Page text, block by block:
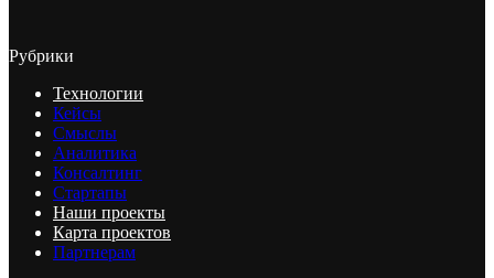
Рубрики
Технологии
Кейсы
Смыслы
Аналитика
Консалтинг
Стартапы
Наши проекты
Карта проектов
Партнерам